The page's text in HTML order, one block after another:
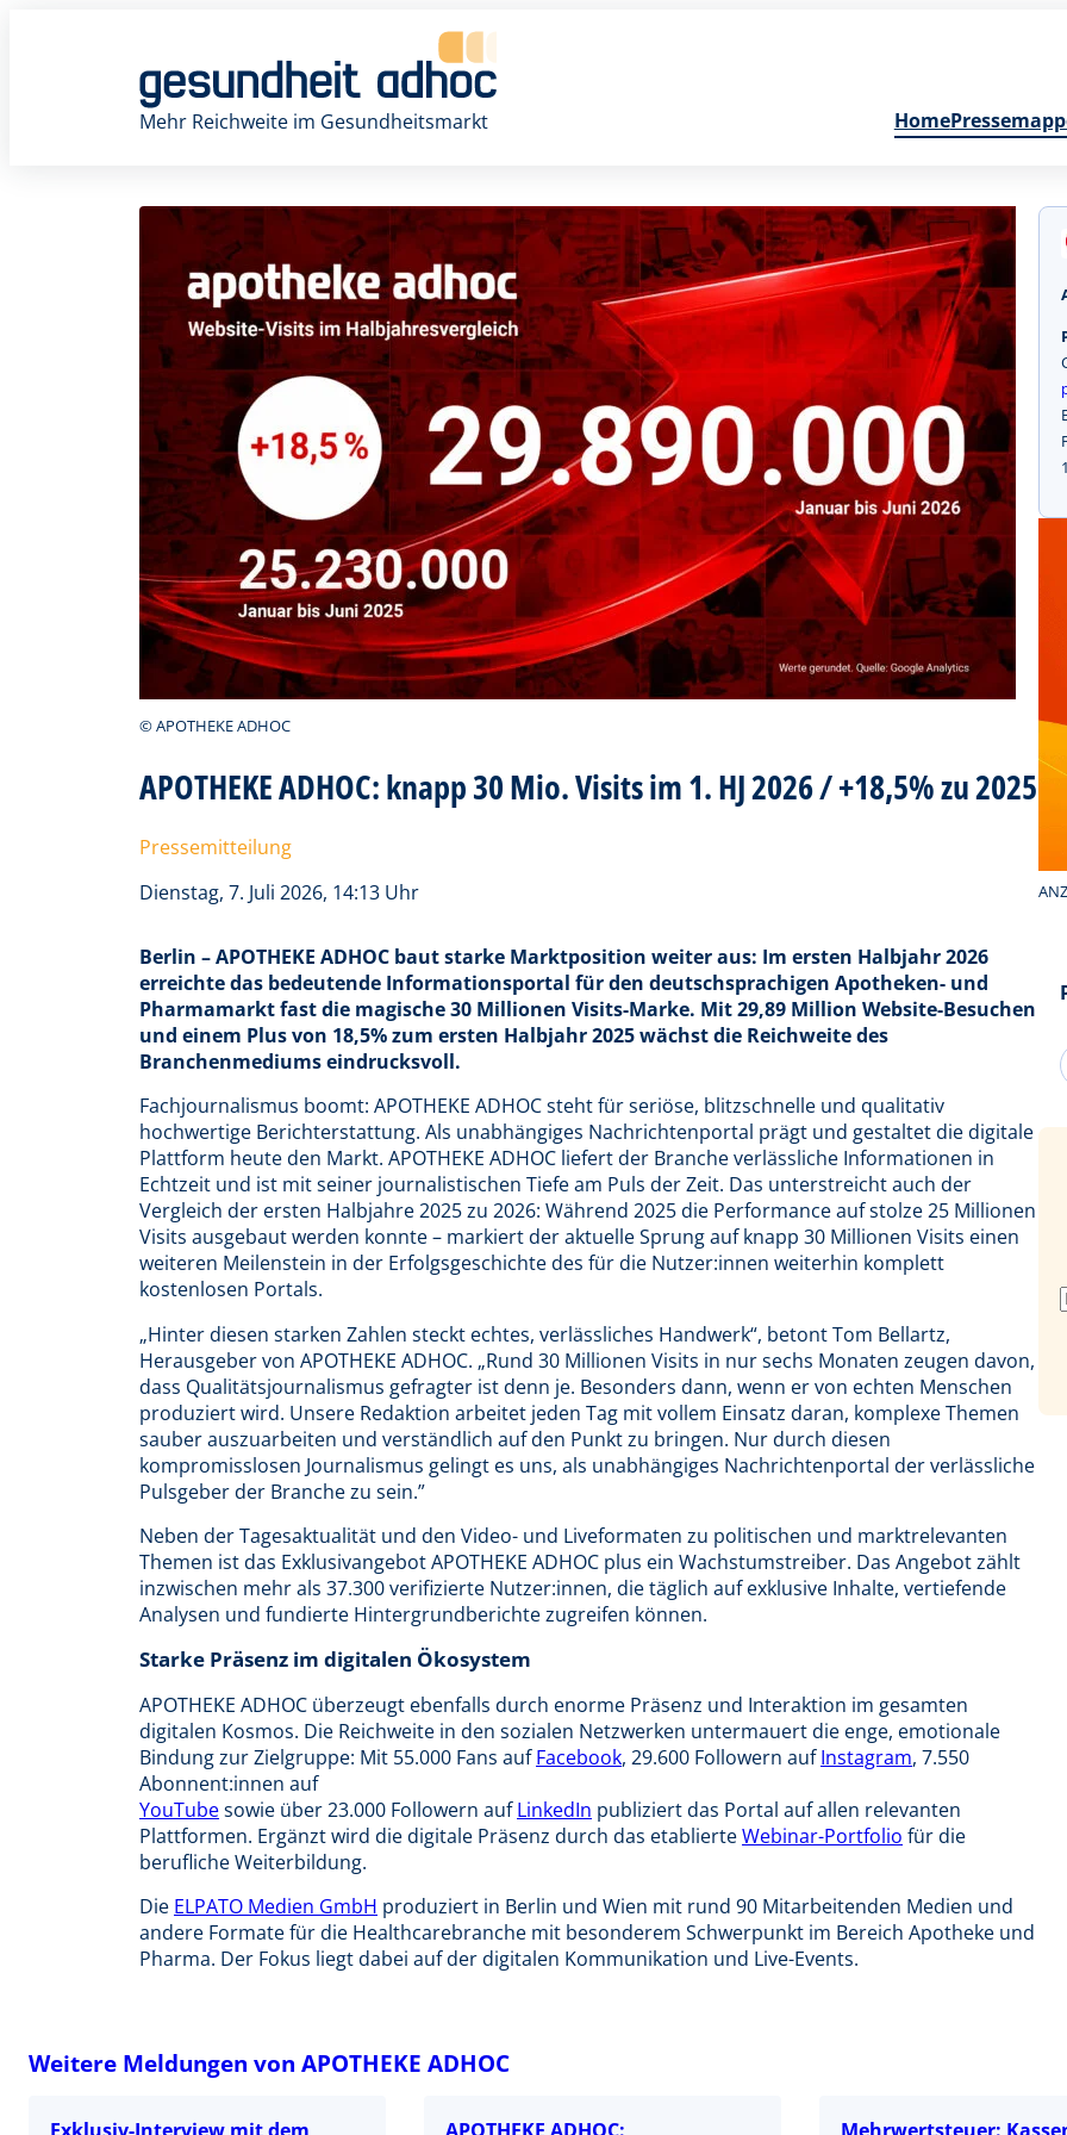
Mehr Reichweite im Gesundheitsmarkt
Home
© APOTHEKE ADHOC
APOTHEKE ADHOC: knapp 30 Mio. Visits im 1. HJ 2026 / +18,5% zu 2025
Pressemitteilung
Dienstag, 7. Juli 2026, 14:13 Uhr
Berlin – APOTHEKE ADHOC baut starke Marktposition weiter aus: Im ersten Halbjahr 2026
erreichte das bedeutende Informationsportal für den deutschsprachigen Apotheken- und
Pharmamarkt fast die magische 30 Millionen Visits-Marke. Mit 29,89 Million Website-Besuchen
und einem Plus von 18,5% zum ersten Halbjahr 2025 wächst die Reichweite des
Branchenmediumseindrucksvoll.
Fachjournalismus boomt: APOTHEKE ADHOC steht für seriöse, blitzschnelle und qualitativ
hochwertige Berichterstattung. Als unabhängiges Nachrichtenportal prägt und gestaltet die digitale
Plattform heute den Markt. APOTHEKE ADHOC liefert der Branche verlässliche Informationen in
Echtzeit und ist mit seiner journalistischen Tiefe am Puls der Zeit. Das unterstreicht auch der
Vergleich der ersten Halbjahre 2025 zu 2026: Während 2025 die Performance auf stolze 25 Millionen
Visits ausgebaut werden konnte – markiert der aktuelle Sprung auf knapp 30 Millionen Visits einen
weiteren Meilenstein in der Erfolgsgeschichte des für die Nutzer:innen weiterhin komplett
kostenlosen Portals.
„Hinter diesen starken Zahlen steckt echtes, verlässliches Handwerk“, betont Tom Bellartz,
Herausgeber von APOTHEKE ADHOC. „Rund 30 Millionen Visits in nur sechs Monaten zeugen davon,
dass Qualitätsjournalismus gefragter ist denn je. Besonders dann, wenn er von echten Menschen
produziert wird. Unsere Redaktion arbeitet jeden Tag mit vollem Einsatz daran, komplexe Themen
sauber auszuarbeiten und verständlich auf den Punkt zu bringen. Nur durch diesen
kompromisslosen Journalismus gelingt es uns, als unabhängiges Nachrichtenportal der verlässliche
Pulsgeber der Branche zu sein.”
Neben der Tagesaktualität und den Video- und Liveformaten zu politischen und marktrelevanten
Themen ist das Exklusivangebot APOTHEKE ADHOC plus ein Wachstumstreiber. Das Angebot zählt
inzwischen mehr als 37.300 verifizierte Nutzer:innen, die täglich auf exklusive Inhalte, vertiefende
Analysen und fundierte Hintergrundberichte zugreifen können.
Starke Präsenz im digitalen Ökosystem
APOTHEKE ADHOC überzeugt ebenfalls durch enorme Präsenz und Interaktion im gesamten
digitalen Kosmos. Die Reichweite in den sozialen Netzwerken untermauert die enge, emotionale
Bindung zur Zielgruppe: Mit 55.000 Fans aufFacebook, 29.600 Followern aufInstagram, 7.550
Abonnent:innen auf
YouTubesowie über 23.000 Followern aufLinkedIn publiziert das Portal auf allen relevanten
Plattformen. Ergänzt wird die digitale Präsenz durch das etablierteWebinar-Portfolio für die
berufliche Weiterbildung.
Die ELPATO Medien GmbH produziert in Berlin und Wien mit rund 90 Mitarbeitenden Medien und
andere Formate für die Healthcarebranche mit besonderem Schwerpunkt im Bereich Apotheke und
Pharma. Der Fokus liegt dabei auf der digitalen Kommunikation und Live-Events.
Weitere Meldungen von APOTHEKE ADHOC